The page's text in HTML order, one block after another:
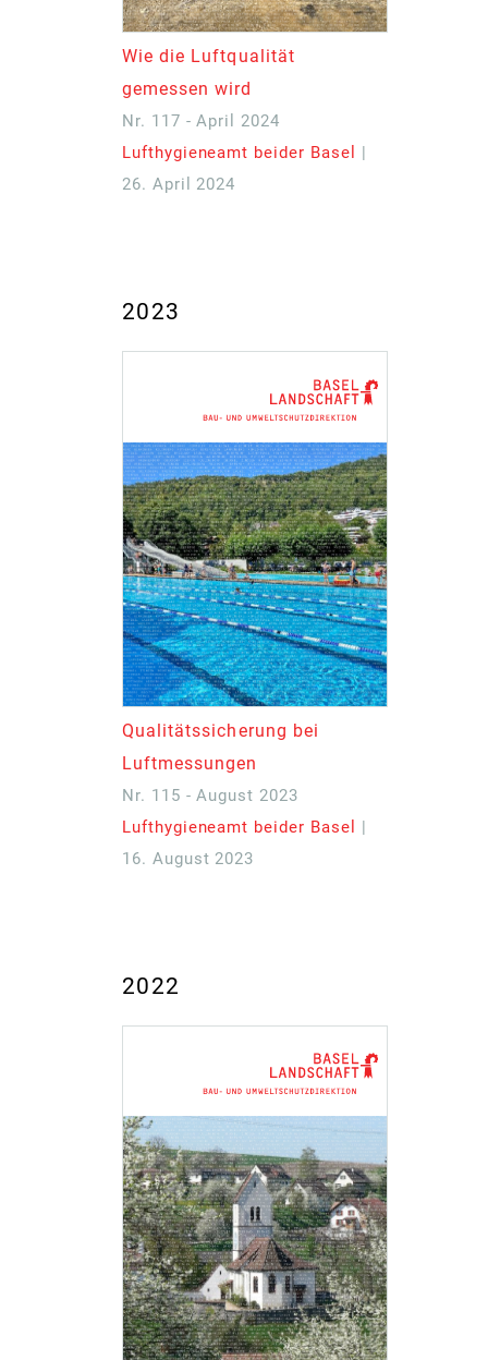
Wie die Luftqualität
gemessen wird
Nr. 117 - April 2024
Lufthygieneamt beider Basel
|
26. April 2024
2023
Qualitätssicherung bei
Luftmessungen
Nr. 115 - August 2023
Lufthygieneamt beider Basel
|
16. August 2023
2022